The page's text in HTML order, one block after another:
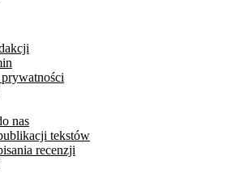
nas
tekstów
recenzji